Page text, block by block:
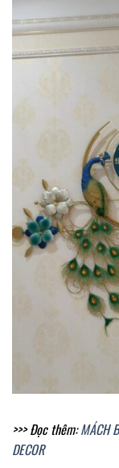
>>> Đọc thêm:MÁCH
DECOR